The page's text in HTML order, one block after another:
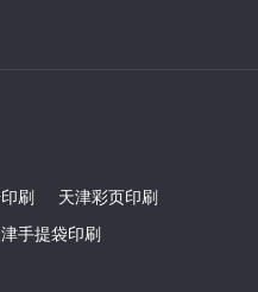
刷
天津彩页印刷
手提袋印刷